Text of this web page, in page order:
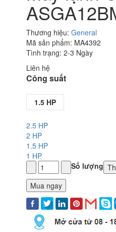
Thương hiệu: General
Mã sản phẩm: MA4392
Tình trạng: 2-3 Ngày
Liên hệ
Công suất
1.5 HP
2.5 HP
2 HP
1.5 HP
1 HP
Số lượng
Mua ngay